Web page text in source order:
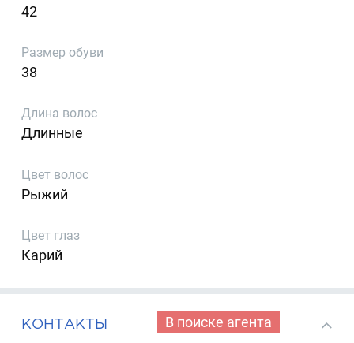
42
Размер обуви
38
Длина волос
Длинные
Цвет волос
Рыжий
Цвет глаз
Карий
КОНТАКТЫ В поиске агента